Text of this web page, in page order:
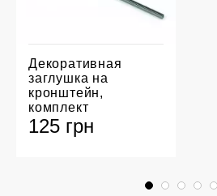
Декоративная
заглушка на
кронштейн,
комплект
125 грн